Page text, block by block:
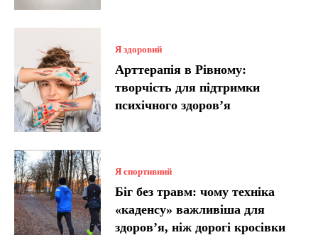
Я здоровий
Арттерапія в Рівному:
творчість для підтримки
психічного здоров’я
Я спортивний
Біг без травм: чому техніка
«каденсу» важливіша для
здоров’я, ніж дорогі кросівки